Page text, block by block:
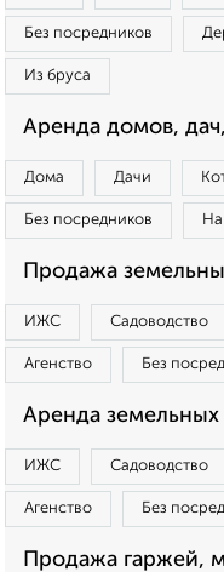
Без посредников
Из бруса
Аренда домов,
Дома Дачи
Без посредников
Продажа
ИЖС Садоводство
Агенство Без
Аренда земельных
ИЖС Садоводство
Агенство Без
Продажа гаржей,